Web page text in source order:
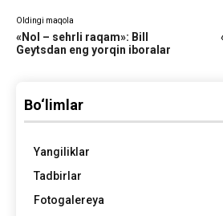
Oldingi maqola
«Nol – sehrli raqam»: Bill
Geytsdan eng yorqin iboralar
Bo‘limlar
Yangiliklar
Tadbirlar
Fotogalereya